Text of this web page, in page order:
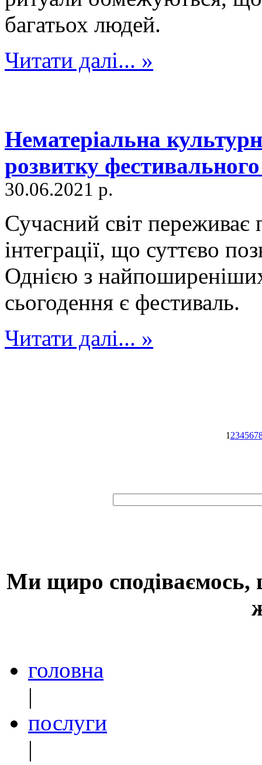
багатьох людей.
Читати далі... »
Нематеріальна
розвитку
30.06.2021 р.
Сучасний світ переживає
інтеграції, що суттєво
Однією з
сьогодення є фестиваль.
Читати далі... »
1 234567
Ми щиро сподіваємось,
головна
|
послуги
|